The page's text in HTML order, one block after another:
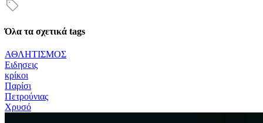
Όλα τα σχετικά tags
ΑΘΛΗΤΙΣΜΟΣ
Ειδησεις
κρίκοι
Παρίσι
Πετρούνιας
Χρυσό